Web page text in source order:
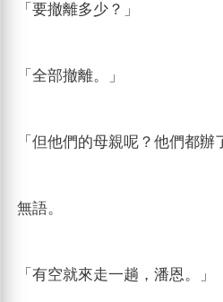
「要撤離多少？」
「全部撤離。」
「但他們的母親呢？他們都辦
無語。
「有空就來走一趟，潘恩。」